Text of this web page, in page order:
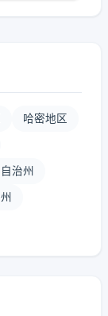
哈密地区
治州